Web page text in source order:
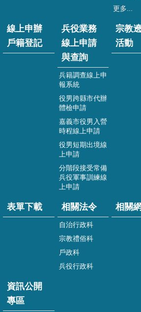
令
相
關
開
專
網
站
導
更多...
線上申辦
戶籍登記
兵役業務
線上申請
與查詢
兵籍調查線上申
報系統
役男跨縣市代辦
體檢申請
嘉義市役男入營
時程線上申請
役男短期出境線
上申請
分階段接受常備
兵役軍事訓練線
上申請
宗教
活動
表單下載 相關法令
自治行政科
宗教禮俗科
戶政科
兵役行政科
相關
資訊公開
專區